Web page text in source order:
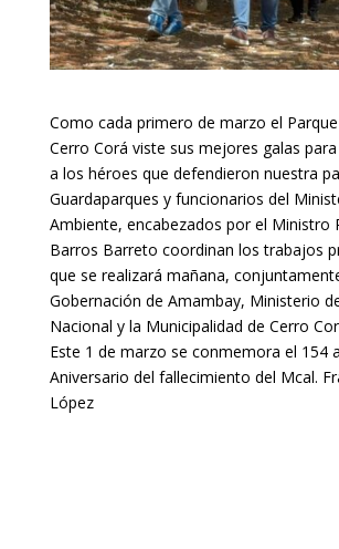
Como cada primero de marzo el
Cerro Corá viste sus mejores galas
a los héroes que defendieron nuestra
Guardaparques y funcionarios del
Ambiente, encabezados por el Ministro
Barros Barreto coordinan los trabajos
que se realizará mañana,
Gobernación de Amambay, Ministerio
Nacional y la Municipalidad de Cerro
Este 1 de marzo se conmemora el 154
Aniversario del fallecimiento del Mcal.
López